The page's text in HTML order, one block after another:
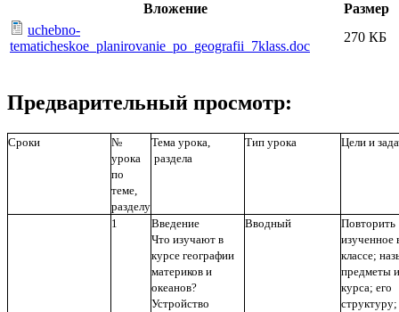
Вложение
Размер
uchebno-
tematicheskoe_planirovanie_po_geografii_7klass.doc
270 КБ
Предварительный просмотр:
Сроки
№
урока
по
теме,
разделу
Тема урока,
раздела
Тип урока Цели и
1
Введение
Что изучают в
курсе географии
материков и
океанов?
Устройство
Вводный
Повторить
изученное
классе;
предметы
курса; его
структуру;